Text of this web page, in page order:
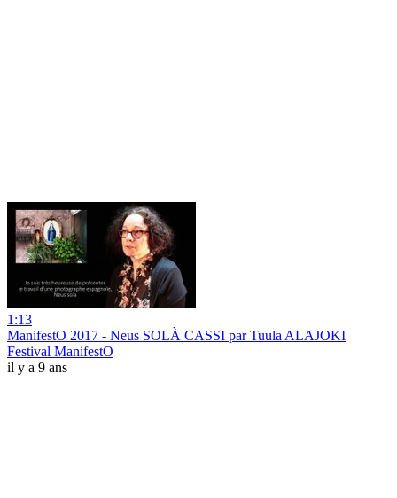
1:13
ManifestO 2017 - Neus SOLÀ CASSI par Tuula ALAJOKI
Festival ManifestO
il y a 9 ans